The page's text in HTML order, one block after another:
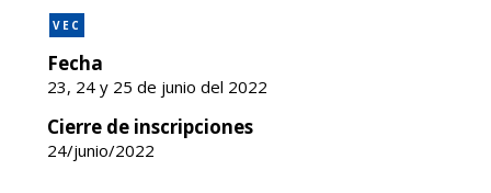
VEC
Fecha
23, 24 y 25 de junio del 2022
Cierre de inscripciones
24/junio/2022